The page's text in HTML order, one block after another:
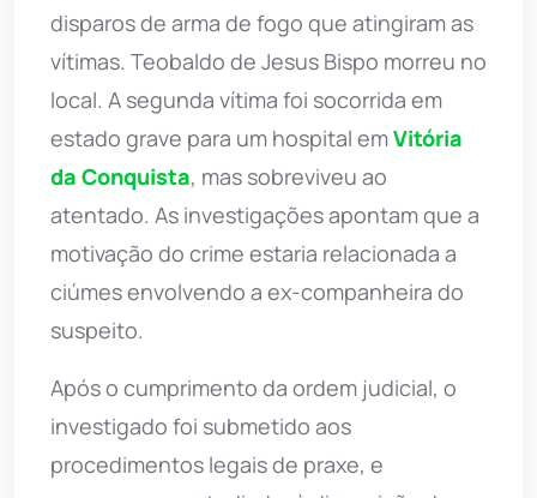
disparos de arma de fogo que atingiram as
vítimas. Teobaldo de Jesus Bispo morreu no
local. A segunda vítima foi socorrida em
estado grave para um hospital emVitória
da Conquista, mas sobreviveu ao
atentado. As investigações apontam que a
motivação do crime estaria relacionada a
ciúmes envolvendo a ex-companheira do
suspeito.
Após o cumprimento da ordem judicial, o
investigado foi submetido aos
procedimentos legais de praxe, e